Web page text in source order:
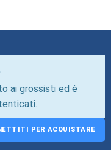
ai grossisti ed è
PER ACQUISTARE